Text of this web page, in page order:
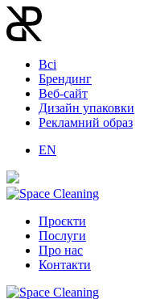
Всі
Брендинг
Веб-сайт
Дизайн упаковки
Рекламний образ
EN
Проєкти
Послуги
Про нас
Контакти